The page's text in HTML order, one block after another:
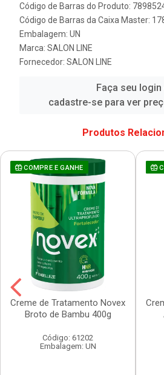
Código de Barras do Produto:
Código de Barras da Caixa Master:
Embalagem: UN
Marca: SALON LINE
Fornecedor: SALON LINE
Faça seu login
cadastre-se para ver
Produtos
COMPRE E GANHE
Creme de Tratamento Novex
Broto de Bambu 400g
Código: 61202
Embalagem: UN